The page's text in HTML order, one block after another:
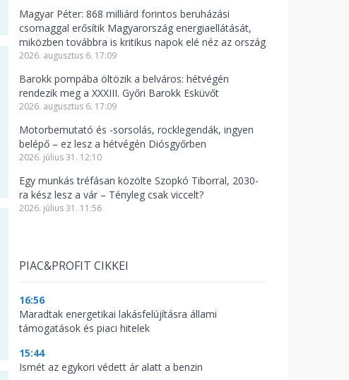
Magyar Péter: 868 milliárd forintos beruházási
csomaggal erősítik Magyarország energiaellátását,
miközben továbbra is kritikus napok elé néz az ország
2026. augusztus 6. 17:09
Barokk pompába öltözik a belváros: hétvégén
rendezik meg a XXXIII. Győri Barokk Esküvőt
2026. augusztus 6. 17:09
Motorbemutató és -sorsolás, rocklegendák, ingyen
belépő – ez lesz a hétvégén Diósgyőrben
2026. július 31. 12:10
Egy munkás tréfásan közölte Szopkó Tiborral, 2030-
ra kész lesz a vár – Tényleg csak viccelt?
2026. július 31. 11:56
PIAC&PROFIT CIKKEI
16:56
Maradtak energetikai lakásfelújításra állami
támogatások és piaci hitelek
15:44
Ismét az egykori védett ár alatt a benzin